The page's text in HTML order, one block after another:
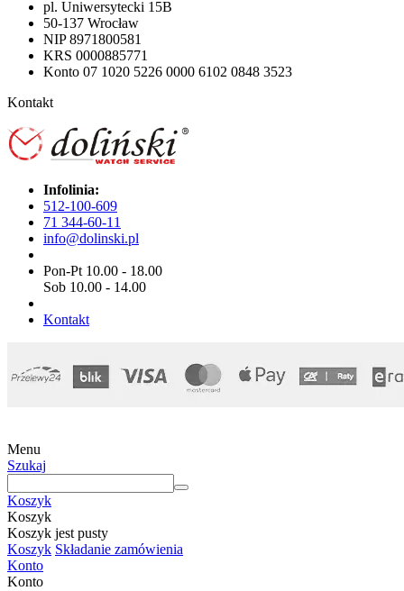
pl. Uniwersytecki 15B
50-137 Wrocław
NIP 8971800581
KRS 0000885771
Konto 07 1020 5226 0000 6102 0848 3523
Kontakt
Infolinia:
512-100-609
71 344-60-11
info@dolinski.pl
Pon-Pt 10.00 - 18.00
Sob 10.00 - 14.00
Kontakt
Menu
Szukaj
Koszyk
Koszyk
Koszyk jest pusty
Koszyk Składanie zamówienia
Konto
Konto